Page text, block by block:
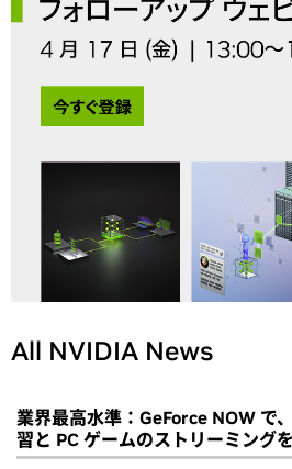
All NVIDIA News
業界最高水準：GeForce NOW で
習と PC ゲームのストリーミング